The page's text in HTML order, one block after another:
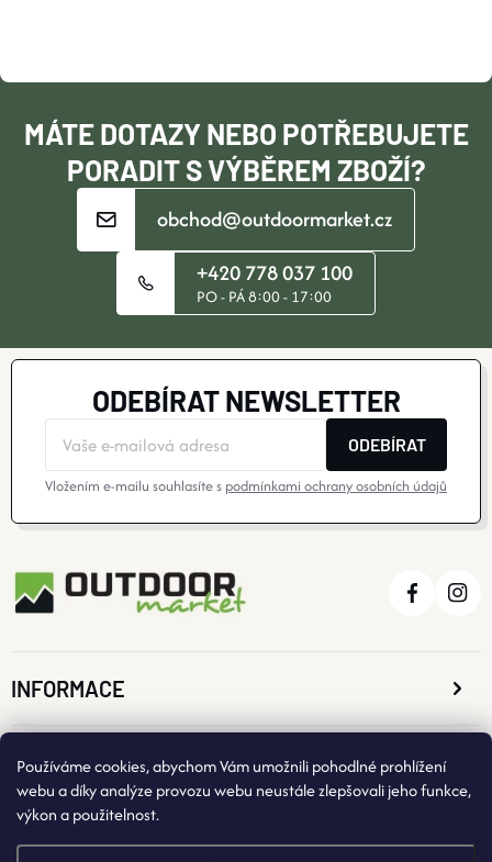
Používáme cookies, abychom Vám umožnili pohodlné prohlížení
webu a díky analýze provozu webu neustále zlepšovali jeho funkce,
výkon a použitelnost.
T
MÁTE DOTAZY NEBO POTŘEBUJETE
PORADIT S VÝBĚREM ZBOŽÍ?
obchod@outdoormarket.cz
+420 778 037 100
PO - PÁ 8:00 - 17:00
ODEBÍRAT NEWSLETTER
ODEBÍRAT
Vložením e-mailu souhlasíte s podmínkami ochrany osobních údajů
INFORMACE
O NÁKUPU